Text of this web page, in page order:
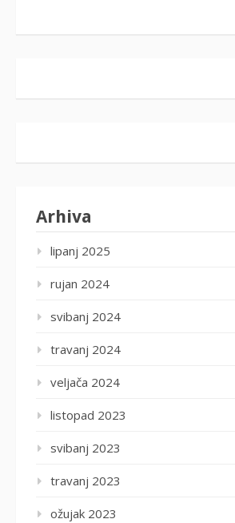
Arhiva
lipanj 2025
rujan 2024
svibanj 2024
travanj 2024
veljača 2024
listopad 2023
svibanj 2023
travanj 2023
ožujak 2023